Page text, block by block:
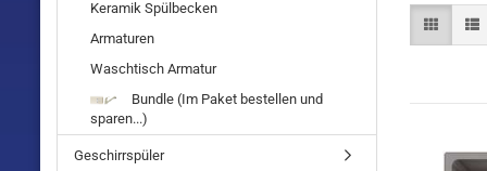
Keramik Spülbecken
Armaturen
Waschtisch Armatur
Bundle (Im Paket bestellen und
sparen...)
Geschirrspüler